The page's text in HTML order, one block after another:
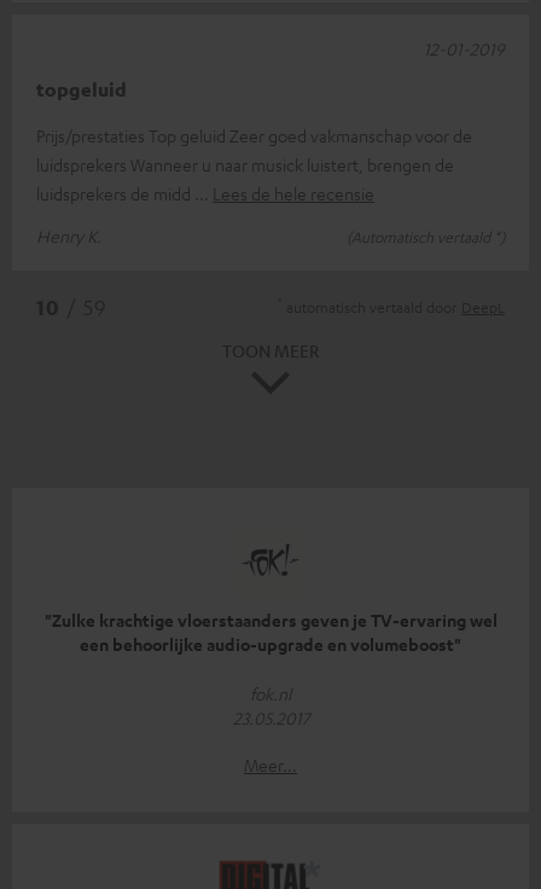
topgeluid
Prijs/prestaties Top geluid Zeer goed vakmanschap voor de
luidsprekers Wanneer u naar musick luistert, brengen de
luidsprekers de midd
Lees de hele recensie
Henry K.
(Automatisch vertaald *)
12-01-2019
"Zulke krachtige vloerstaanders geven je TV-ervaring wel
een behoorlijke audio-upgrade en volumeboost"
fok.nl
23.05.2017
Meer...